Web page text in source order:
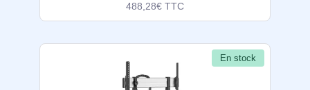
488,28€ TTC
En stock